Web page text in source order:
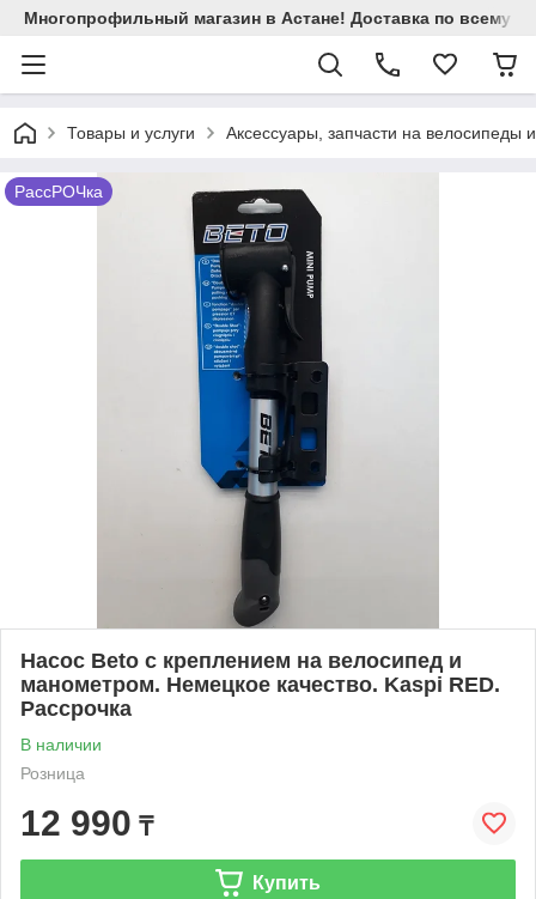
Многопрофильный магазин в Астане! Доставка по всему
Товары и услуги Аксессуары, запчасти на велосипеды
РассРОЧка
Насос Beto с креплением на велосипед и
манометром. Немецкое качество. Kaspi RED.
Рассрочка
В наличии
Розница
12 990 ₸
Купить